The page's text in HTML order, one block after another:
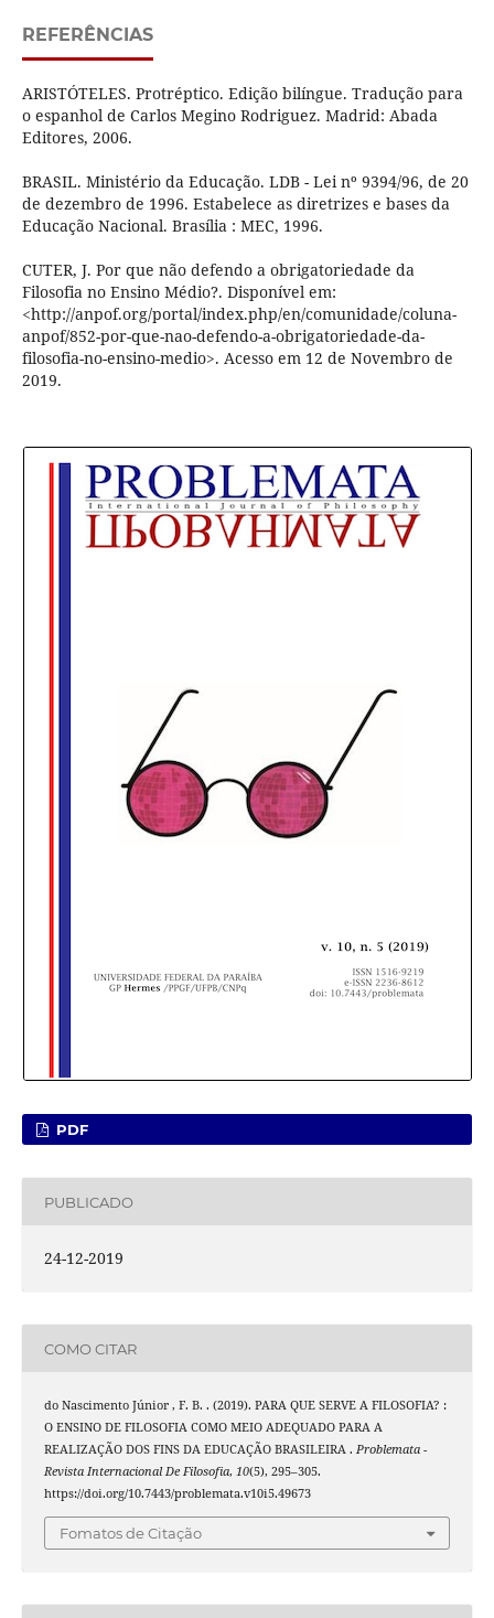
REFERÊNCIAS
ARISTÓTELES. Protréptico. Edição bilíngue. Tradução para
o espanhol de Carlos Megino Rodriguez. Madrid: Abada
Editores, 2006.
BRASIL. Ministério da Educação. LDB - Lei nº 9394/96, de 20
de dezembro de 1996. Estabelece as diretrizes e bases da
Educação Nacional. Brasília : MEC, 1996.
CUTER, J. Por que não defendo a obrigatoriedade da
Filosofia no Ensino Médio?. Disponível em:
<http://anpof.org/portal/index.php/en/comunidade/coluna-
anpof/852-por-que-nao-defendo-a-obrigatoriedade-da-
filosofia-no-ensino-medio>. Acesso em 12 de Novembro de
2019.
PDF
PUBLICADO
24-12-2019
COMO CITAR
do Nascimento Júnior , F. B. . (2019). PARA QUE SERVE A FILOSOFIA? :
O ENSINO DE FILOSOFIA COMO MEIO ADEQUADO PARA A
REALIZAÇÃO DOS FINS DA EDUCAÇÃO BRASILEIRA . Problemata -
Revista Internacional De Filosofia, 10(5), 295–305.
https://doi.org/10.7443/problemata.v10i5.49673
Fomatos de Citação